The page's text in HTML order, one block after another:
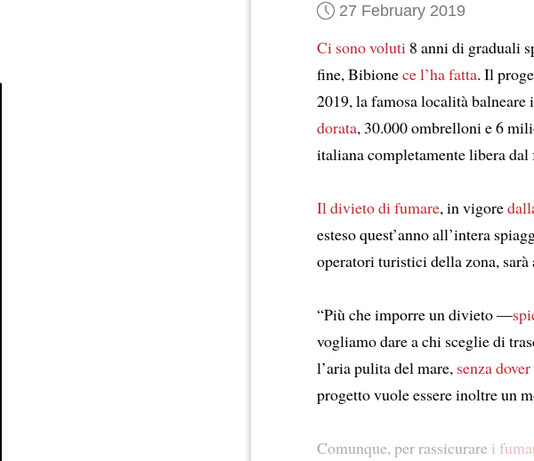
27 February 2019
Ci sono voluti 8 anni di graduali
fine, Bibionece l’ha fatta. Il
2019, la famosa località
dorata, 30.000 ombrelloni e 6
italiana completamente libera
Il divieto di fumare, in vigore
esteso quest’anno all’intera
operatori turistici della zona, sarà
“Più che imporre un divieto —
vogliamo dare a chi sceglie di
l’aria pulita del mare, senza
progetto vuole essere inoltre un
Comunque, per rassicurare i